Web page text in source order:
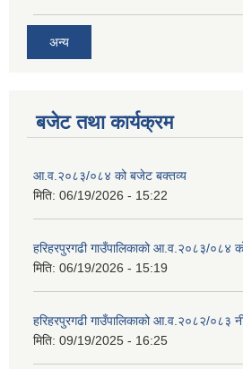
अन्य
बजेट तथा कार्यक्रम
आ.व.२०८३/०८४ को बजेट बक्तव्य
मिति: 06/19/2026 - 15:22
हरिहरपुरगढी गाउँपालिकाको आ.व.२०८३/०८४
मिति: 06/19/2026 - 15:19
हरिहरपुरगढी गाउँपालिकाको आ.व.२०८२/०८३
मिति: 09/19/2025 - 16:25